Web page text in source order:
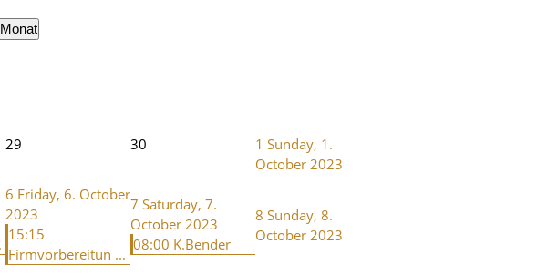
29 30 1 Sunday, 1.
October 2023
6 Friday, 6. October
2023
15:15
Firmvorbereitun ...
7 Saturday, 7.
October 2023
08:00 K.Bender
8 Sunday, 8.
October 2023